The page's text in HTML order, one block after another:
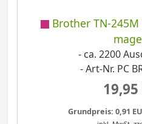
Brother TN-
- ca. 2200
- Art-Nr. PC
19,95
Grundpreis: 0,91